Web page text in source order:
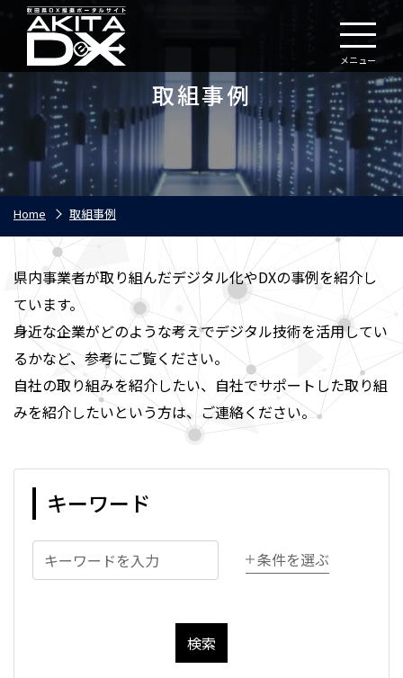
メニュー
取組事例
Home 取組事例
県内事業者が取り組んだデジタル化やDXの事例を紹介し
ています。
身近な企業がどのような考えでデジタル技術を活用してい
るかなど、参考にご覧ください。
自社の取り組みを紹介したい、自社でサポートした取り組
みを紹介したいという方は、ご連絡ください。
キーワード
条件を選ぶ
検索